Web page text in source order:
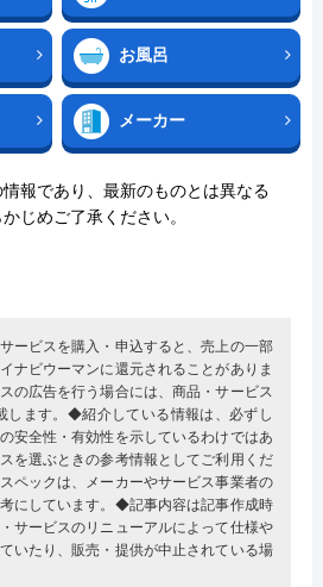
お風呂
メーカー
報であり、最新のものとは異なる
じめご了承ください。
ービスを購入・申込すると、売上の一部
ナビウーマンに還元されることがありま
の広告を行う場合には、商品・サービス
します。◆紹介している情報は、必ずし
安全性・有効性を示しているわけではあ
を選ぶときの参考情報としてご利用くだ
ペックは、メーカーやサービス事業者の
にしています。◆記事内容は記事作成時
サービスのリニューアルによって仕様や
いたり、販売・提供が中止されている場